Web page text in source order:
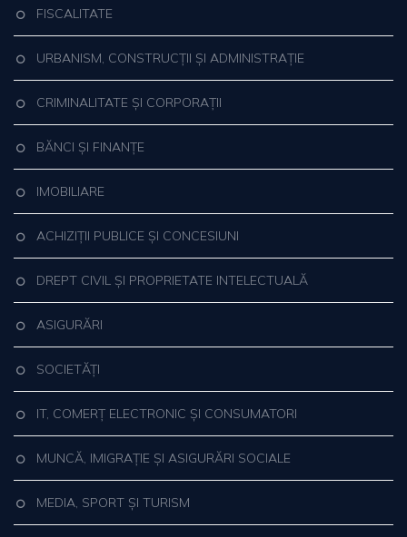
FISCALITATE
URBANISM, CONSTRUCȚII ȘI ADMINISTRAȚIE
CRIMINALITATE ȘI CORPORAȚII
BĂNCI ȘI FINANȚE
IMOBILIARE
ACHIZIȚII PUBLICE ȘI CONCESIUNI
DREPT CIVIL ȘI PROPRIETATE INTELECTUALĂ
ASIGURĂRI
SOCIETĂȚI
IT, COMERȚ ELECTRONIC ȘI CONSUMATORI
MUNCĂ, IMIGRAȚIE ȘI ASIGURĂRI SOCIALE
MEDIA, SPORT ȘI TURISM